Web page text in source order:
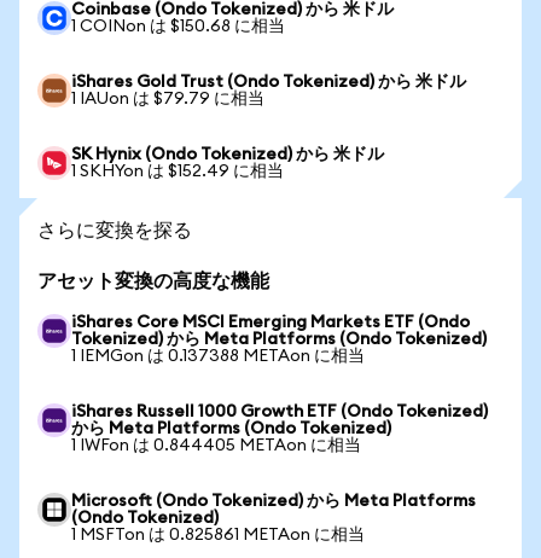
Coinbase (Ondo Tokenized) から 米ドル
1 COINon は $150.68 に相当
iShares Gold Trust (Ondo Tokenized) から 米ドル
1 IAUon は $79.79 に相当
SK Hynix (Ondo Tokenized) から 米ドル
1 SKHYon は $152.49 に相当
さらに変換を探る
アセット変換の高度な機能
iShares Core MSCI Emerging Markets ETF (Ondo
Tokenized) から Meta Platforms (Ondo Tokenized)
1 IEMGon は 0.137388 METAon に相当
iShares Russell 1000 Growth ETF (Ondo Tokenized)
から Meta Platforms (Ondo Tokenized)
1 IWFon は 0.844405 METAon に相当
Microsoft (Ondo Tokenized) から Meta Platforms
(Ondo Tokenized)
1 MSFTon は 0.825861 METAon に相当